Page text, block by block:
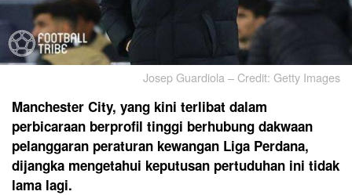
Josep Guardiola – Credit: Getty Images
Manchester City, yang kini terlibat dalam
perbicaraan berprofil tinggi berhubung dakwaan
pelanggaran peraturan kewangan Liga Perdana,
dijangka mengetahui keputusan pertuduhan ini tidak
lama lagi.